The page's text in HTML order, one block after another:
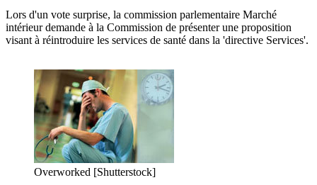
Lors d'un vote surprise, la commission parlementaire Marché
intérieur demande à la Commission de présenter une proposition
visant à réintroduire les services de santé dans la 'directive Services'.
Overworked [Shutterstock]